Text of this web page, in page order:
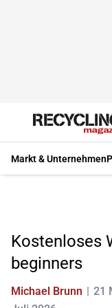
Markt & Unternehmen
Kostenloses
beginners
Michael Brunn 21